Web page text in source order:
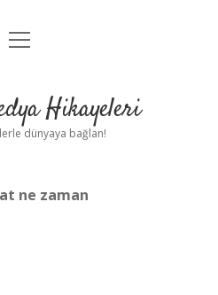
Uyarı
menüyü
Hikayeleri
dünyaya bağlan!
ne zaman